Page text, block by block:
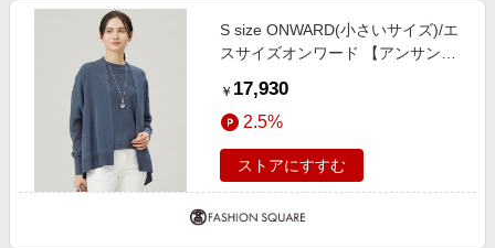
S size ONWARD(小さいサイズ)/エ
スサイズオンワード 【アンサンブ
イシアーファインゲージ カーディ
ガン ブルーグレー 32
￥ 17,930
2.5%
ストアにすすむ